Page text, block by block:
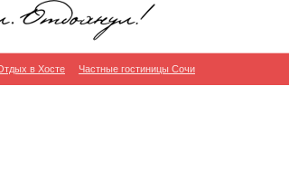
в Хосте Частные гостиницы Сочи